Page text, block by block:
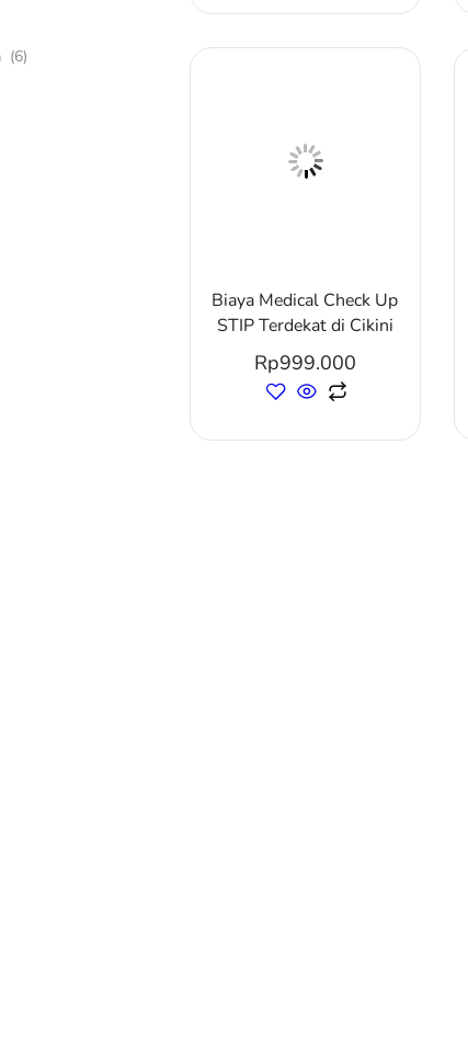
Biaya Medical Check Up
STIP Terdekat di Cikini
Rp999.000
(6)